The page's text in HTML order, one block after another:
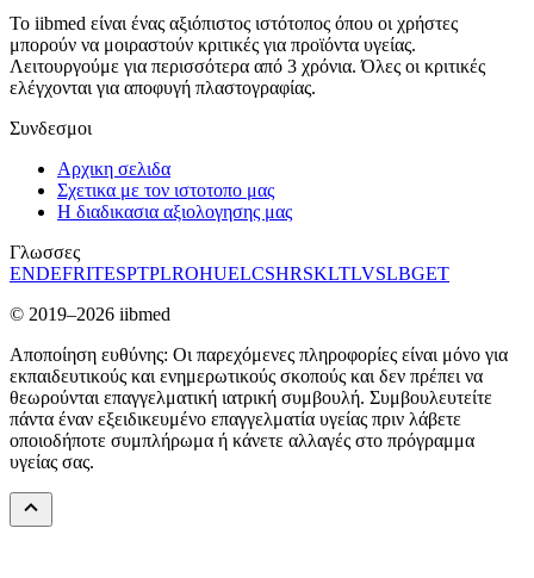
Το iibmed είναι ένας αξιόπιστος ιστότοπος όπου οι χρήστες
μπορούν να μοιραστούν κριτικές για προϊόντα υγείας.
Λειτουργούμε για περισσότερα από 3 χρόνια. Όλες οι κριτικές
ελέγχονται για αποφυγή πλαστογραφίας.
Συνδεσμοι
Αρχικη σελιδα
Σχετικα με τον ιστοτοπο μας
Η διαδικασια αξιολογησης μας
Γλωσσες
ENDEFRITESPTPLROHUELCSHRSKLTLVSLBGET
© 2019–2026 iibmed
Αποποίηση ευθύνης: Οι παρεχόμενες πληροφορίες είναι μόνο για
εκπαιδευτικούς και ενημερωτικούς σκοπούς και δεν πρέπει να
θεωρούνται επαγγελματική ιατρική συμβουλή. Συμβουλευτείτε
πάντα έναν εξειδικευμένο επαγγελματία υγείας πριν λάβετε
οποιοδήποτε συμπλήρωμα ή κάνετε αλλαγές στο πρόγραμμα
υγείας σας.